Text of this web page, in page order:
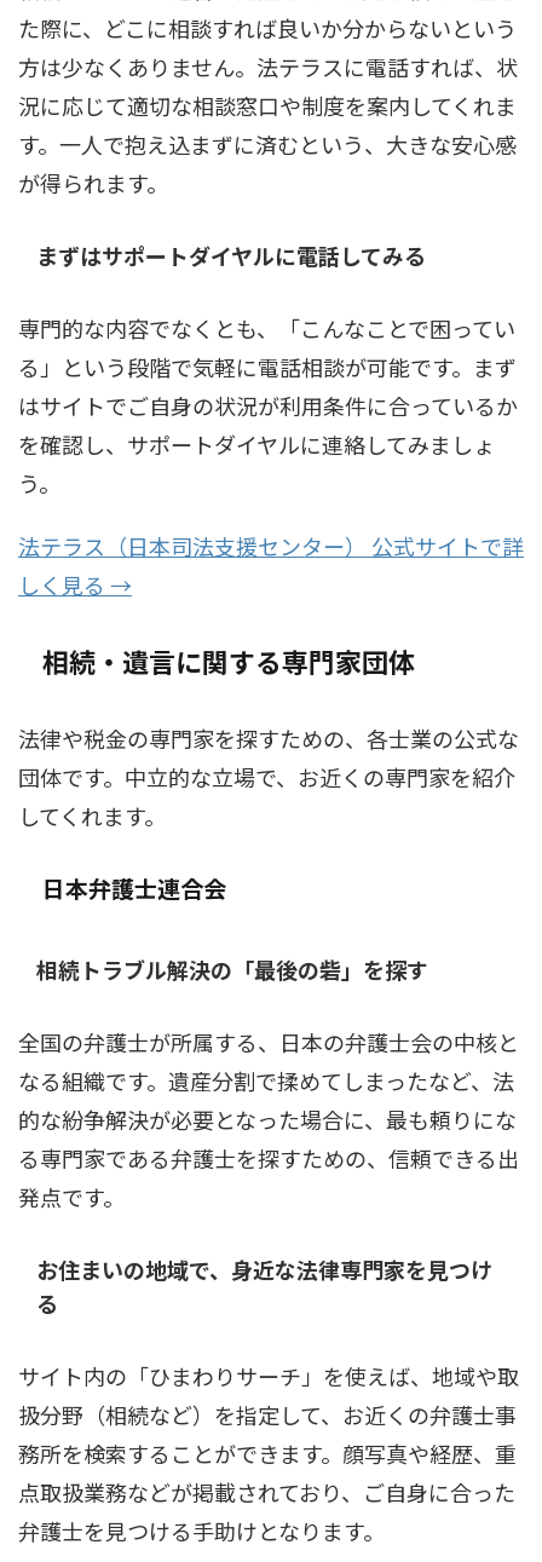
た際に、どこに相談すれば良いか分からないという
方は少なくありません。法テラスに電話すれば、状
況に応じて適切な相談窓口や制度を案内してくれま
す。一人で抱え込まずに済むという、大きな安心感
が得られます。
まずはサポートダイヤルに電話してみる
専門的な内容でなくとも、「こんなことで困ってい
る」という段階で気軽に電話相談が可能です。まず
はサイトでご自身の状況が利用条件に合っているか
を確認し、サポートダイヤルに連絡してみましょ
う。
法テラス（日本司法支援センター） 公式サイトで詳
しく見る →
相続・遺言に関する専門家団体
法律や税金の専門家を探すための、各士業の公式な
団体です。中立的な立場で、お近くの専門家を紹介
してくれます。
日本弁護士連合会
相続トラブル解決の「最後の砦」を探す
全国の弁護士が所属する、日本の弁護士会の中核と
なる組織です。遺産分割で揉めてしまったなど、法
的な紛争解決が必要となった場合に、最も頼りにな
る専門家である弁護士を探すための、信頼できる出
発点です。
お住まいの地域で、身近な法律専門家を見つけ
る
サイト内の「ひまわりサーチ」を使えば、地域や取
扱分野（相続など）を指定して、お近くの弁護士事
務所を検索することができます。顔写真や経歴、重
点取扱業務などが掲載されており、ご自身に合った
弁護士を見つける手助けとなります。